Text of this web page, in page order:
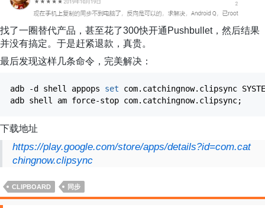
找了一圈替代产品，甚至花了300快开通Pushbullet，然后结果
并没有搞定。于是赶紧退款，真贵。
最后发现这样几条命令，完美解决：
adb -d shell appops set com.catchingnow.clipsync
adb shell am force-stop com.catchingnow.clipsync;
下载地址
https://play.google.com/store/apps/details?id=com.cat
chingnow.clipsync
CLIPBOARD 同步